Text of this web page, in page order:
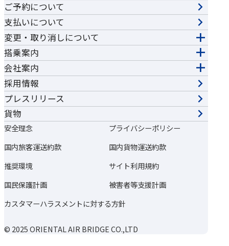
ご予約について
支払いについて
変更・取り消しについて
搭乗案内
会社案内
採用情報
プレスリリース
貨物
安全理念
プライバシーポリシー
国内旅客運送約款
国内貨物運送約款
推奨環境
サイト利用規約
国民保護計画
被害者等支援計画
カスタマーハラスメントに対する方針
© 2025 ORIENTAL AIR BRIDGE CO.,LTD